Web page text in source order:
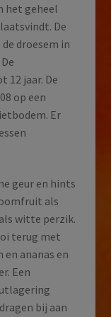
het geheel
De
droesem in
12 jaar. De
op een
Er
geur en hints
als
witte perzik.
terug met
ananas en
Een
bij aan